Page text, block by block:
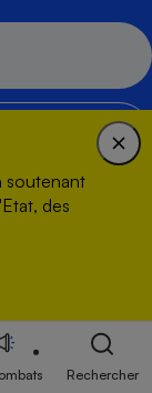
soutenant
des
association à but
pour défendre les
promouvoir une
Rechercher